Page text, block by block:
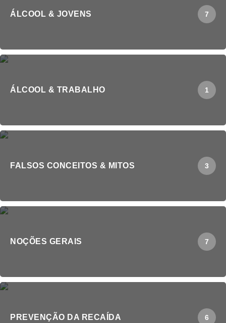
ÁLCOOL & JOVENS 7
ÁLCOOL & TRABALHO 1
FALSOS CONCEITOS & MITOS 3
NOÇÕES GERAIS 7
PREVENÇÃO DA RECAÍDA 6